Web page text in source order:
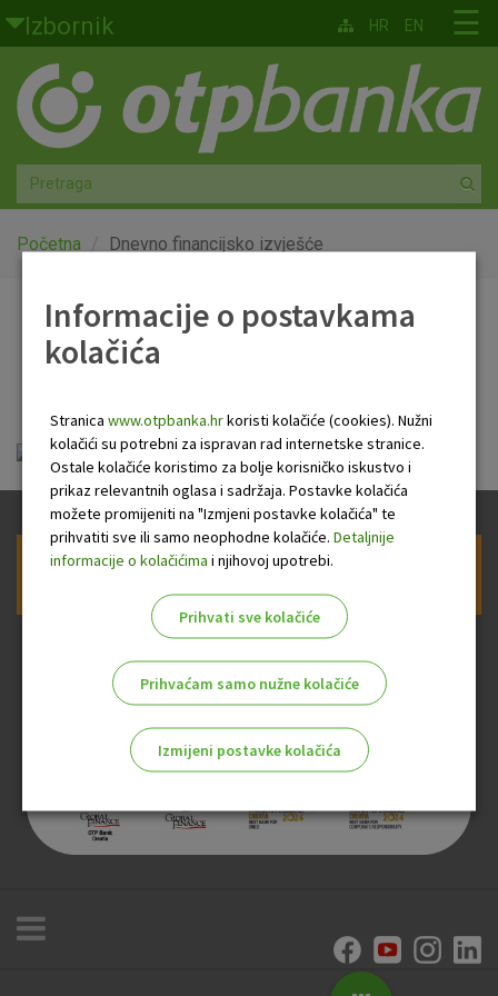
Skoči na glavni sadržaj
Izbornik
Građani
Privatno bankarstvo
Agro
Mala poduzeća i obrtnici
Globalna tržišta
O nama
☰
HR EN
Početna Dnevno financijsko izvješće
Dnevno financijsko
Dnevno financijsko izvješće.pdf
Prijava na newsletter OTP banke
Informacije o postavkama
kolačića
Stranica www.otpbanka.hrkoristi kolačiće (cookies). Nužni
kolačići su potrebni za ispravan rad internetske stranice.
Ostale kolačiće koristimo za bolje korisničko iskustvo i
prikaz relevantnih oglasa i sadržaja. Postavke kolačića
možete promijeniti na "Izmjeni postavke kolačića" te
prihvatiti sve ili samo neophodne kolačiće. Detaljnije
informacije o kolačićima i njihovoj upotrebi.
Prihvati sve kolačiće
Prihvaćam samo nužne kolačiće
Izmijeni postavke kolačića
Nužni kolačići